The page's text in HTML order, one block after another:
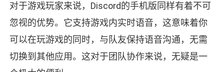
对于游戏玩家来说，Discord的手机版同样有着不可
忽视的优势。它支持游戏内实时语音，这意味着你
可以在玩游戏的同时，与队友保持语音沟通，无需
切换到其他应用。这对于团队协作来说，无疑是一